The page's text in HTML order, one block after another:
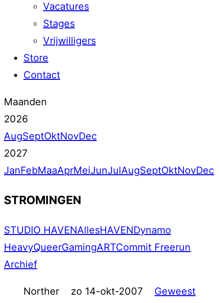
Vacatures
Stages
Vrijwilligers
Store
Contact
Maanden
2026
AugSeptOktNovDec
2027
JanFebMaaAprMeiJunJulAugSeptOktNovDec
STROMINGEN
STUDIO HAVENAllesHAVENDynamo
HeavyQueerGamingARTCommit Freerun
Archief
Norther zo 14-okt-2007 Geweest